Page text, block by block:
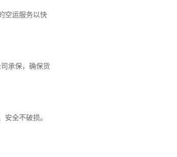
空运服务以快
承保，确保货
全不破损。